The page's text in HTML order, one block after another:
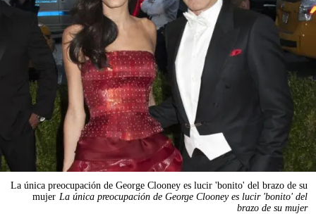
La única preocupación de George Clooney es lucir 'bonito' del brazo de su
mujer La única preocupación de George Clooney es lucir 'bonito' del
brazo de su mujer